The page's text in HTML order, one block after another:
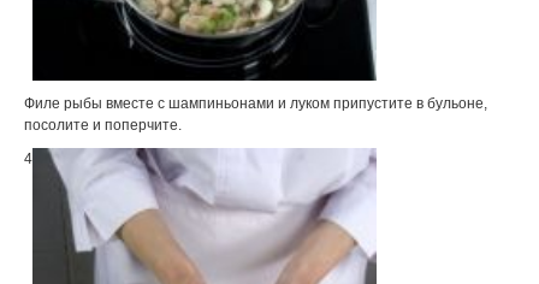
Филе рыбы вместе с шампиньонами и луком припустите в бульоне,
посолите и поперчите.
4